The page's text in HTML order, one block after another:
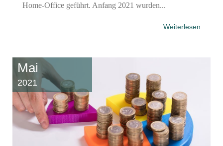
Home-Office geführt. Anfang 2021 wurden...
Weiterlesen
Mai
2021